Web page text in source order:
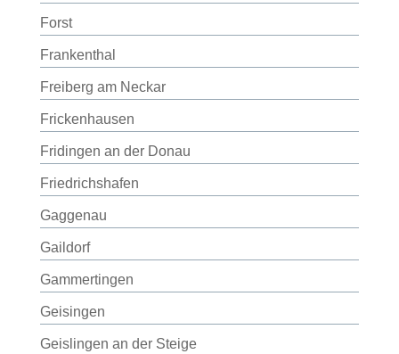
Forst
Frankenthal
Freiberg am Neckar
Frickenhausen
Fridingen an der Donau
Friedrichshafen
Gaggenau
Gaildorf
Gammertingen
Geisingen
Geislingen an der Steige